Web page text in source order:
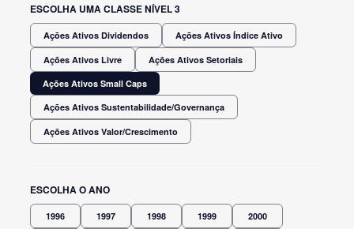
ESCOLHA UMA CLASSE NÍVEL 3
Ações Ativos Dividendos Ações Ativos Índice Ativo
Ações Ativos Livre
Ações Ativos Setoriais
Ações Ativos Small Caps
Ações Ativos Sustentabilidade/Governança
Ações Ativos Valor/Crescimento
ESCOLHA O ANO
1996 1997 1998 1999 2000